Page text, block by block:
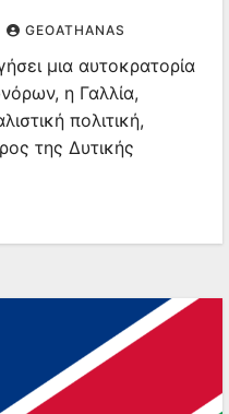
GEOATHANAS
μια αυτοκρατορία
η Γαλλία,
πολιτική,
της Δυτικής